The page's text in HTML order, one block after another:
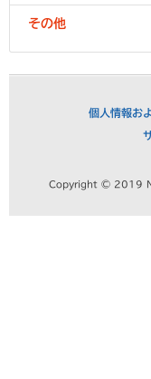
その他
個人情報お
Copyright © 2019